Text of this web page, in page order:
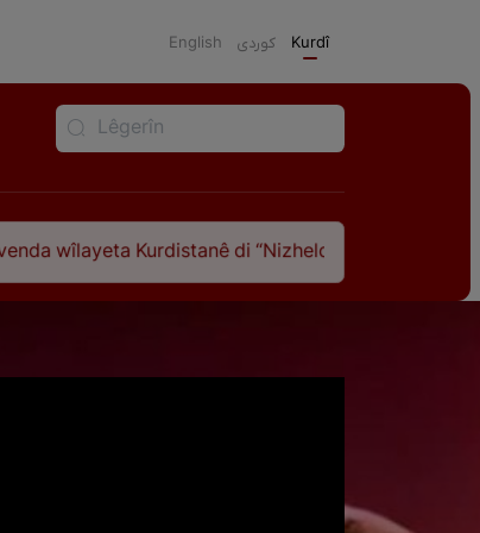
English كوردی Kurdî